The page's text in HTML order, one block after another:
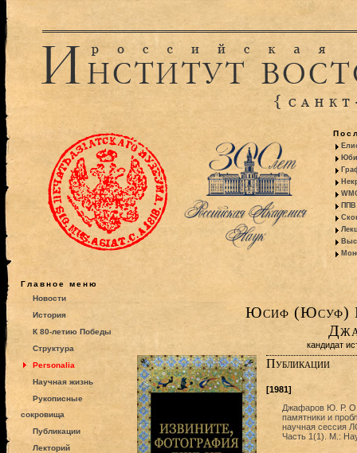
ППВ
Главное меню
Новости
История
К 80-летию Победы
Структура
Personalia
Научная жизнь
Рукописные
сокровища
Публикации
Лекторий
Юсиф (Юсуф)
кандидат
Публикации
[1981]
Джафаров Ю. Р. О
памятники и
научная сессия
Часть 1(1). М.: